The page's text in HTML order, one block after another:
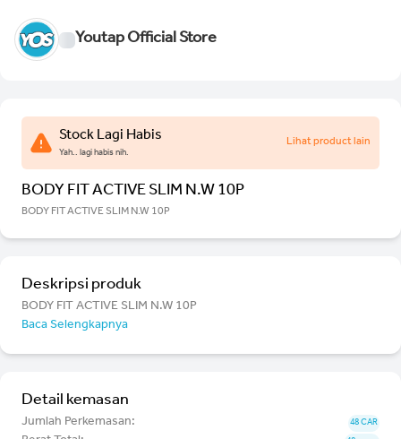
Youtap Official Store
Stock Lagi Habis
Yah.. lagi habis nih.
Lihat product lain
BODY FIT ACTIVE SLIM N.W 10P
BODY FIT ACTIVE SLIM N.W 10P
Deskripsi produk
BODY FIT ACTIVE SLIM N.W 10P
Baca Selengkapnya
Detail kemasan
Jumlah Perkemasan: 48 CAR